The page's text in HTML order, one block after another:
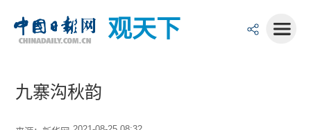
观天下
九寨沟秋韵